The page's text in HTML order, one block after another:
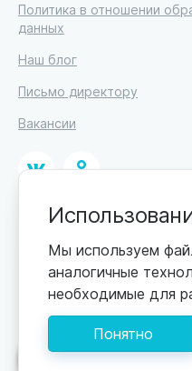
Поможем
Политика в отношении
данных
Наш блог
Письмо директору
Вакансии
© 2026
ИП Высоцкий Дмитрий
Цены обновляются по мере
информации. Точную
пансионата. Информация,
не может быть использована
диагноза, назначения
Мы используем
аналогичные
необходимые для
Понятно